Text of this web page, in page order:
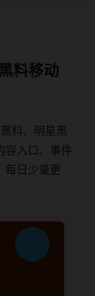
料移动
料、明星黑
容入口、事件
每日少量更